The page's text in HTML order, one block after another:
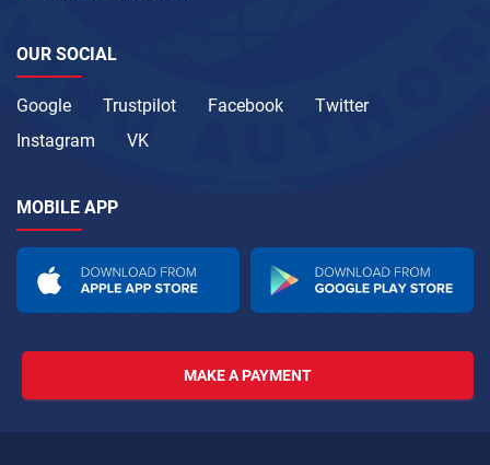
OUR SOCIAL
Google Trustpilot Facebook
Twitter
Instagram
VK
MOBILE APP
MAKE A PAYMENT